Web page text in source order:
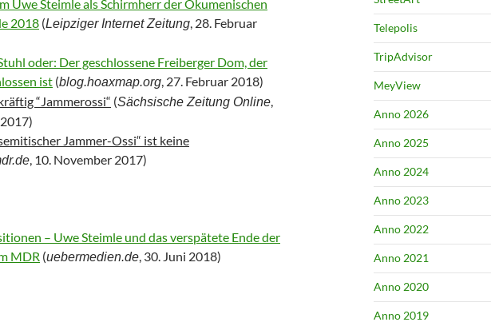
Uwe Steimle als Schirmherr der Ökumenischen
2018 (Leipziger Internet Zeitung, 28. Februar
oder: Der geschlossene Freiberger Dom, der
ist (blog.hoaxmap.org, 27. Februar 2018)
“Jammerossi“ (Sächsische Zeitung Online,
Jammer-Ossi“ ist keine
, 10. November 2017)
– Uwe Steimle und das verspätete Ende der
MDR (uebermedien.de, 30. Juni 2018)
Telepolis
TripAdvisor
MeyView
Anno 2026
Anno 2025
Anno 2024
Anno 2023
Anno 2022
Anno 2021
Anno 2020
Anno 2019